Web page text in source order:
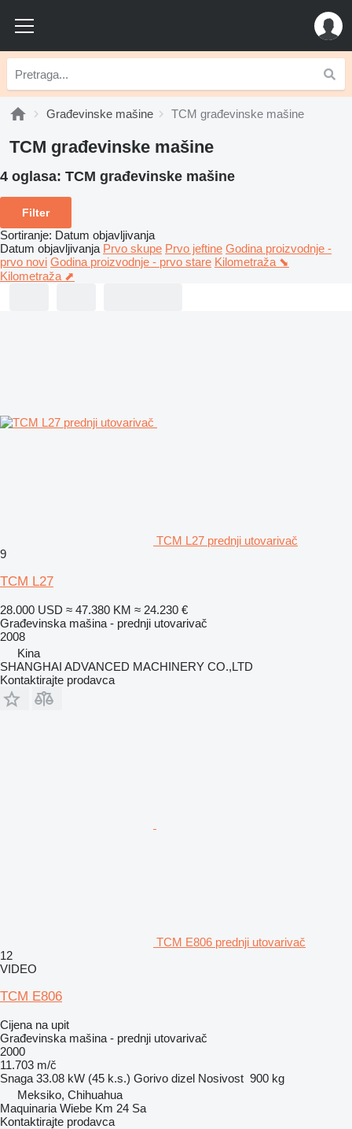
Građevinske mašine TCM građevinske mašine
TCM građevinske mašine
4 oglasa: TCM građevinske mašine
Filter
Sortiranje: Datum objavljivanja
Datum objavljivanja Prvo skupe Prvo jeftine Godina proizvodnje -
prvo novi Godina proizvodnje - prvo stare Kilometraža ⬊
Kilometraža ⬈
TCM L27 prednji utovarivač
9
TCM L27
28.000 USD ≈ 47.380 KM ≈ 24.230 €
Građevinska mašina - prednji utovarivač
2008
Kina
SHANGHAI ADVANCED MACHINERY CO.,LTD
Kontaktirajte prodavca
TCM E806 prednji utovarivač
12
VIDEO
TCM E806
Cijena na upit
Građevinska mašina - prednji utovarivač
2000
11.703 m/č
Snaga 33.08 kW (45 k.s.) Gorivo dizel Nosivost 900 kg
Meksiko, Chihuahua
Maquinaria Wiebe Km 24 Sa
Kontaktirajte prodavca